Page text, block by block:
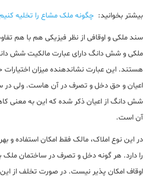
بیشتر بخوانید: چگونه ملک مشاع را تخلیه
سند ملکی و اوقافی از نظر فیزیکی هم با هم
ملکی و شش دانگ دارای عبارت مالکیت شش
هستند. این عبارت نشاندهنده میزان
اعیان و حق دخل و تصرف در آن هاست. ولی در
شش دانگ از اعیان ذکر شده که این به معنی
آن است.
در این نوع املاک، مالک فقط امکان استفاده و
را دارد. هر گونه دخل و تصرف در ساختمان ملک
اوقاف امکان پذیر نیست. در صورت تخلف از این